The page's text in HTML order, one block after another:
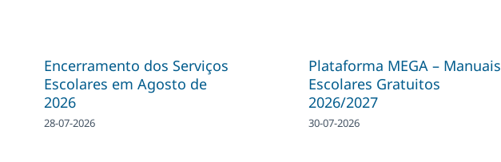
Encerramento dos Serviços
Escolares em Agosto de
2026
28-07-2026
Plataforma MEGA – Manuais
Escolares Gratuitos
2026/2027
30-07-2026